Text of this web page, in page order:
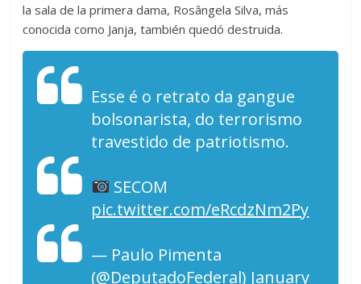
la sala de la primera dama, Rosângela Silva, más
conocida como Janja, también quedó destruida.
Esse é o retrato da gangue
bolsonarista, do terrorismo
travestido de patriotismo.
SECOM
pic.twitter.com/eRcdzNm2Py
— Paulo Pimenta
(@DeputadoFederal) January